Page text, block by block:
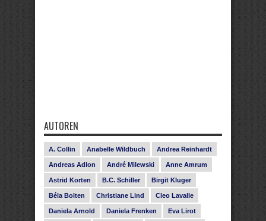
AUTOREN
A. Collin Anabelle Wildbuch Andrea Reinhardt
Andreas Adlon André Milewski Anne Amrum
Astrid Korten B.C. Schiller Birgit Kluger
Béla Bolten Christiane Lind Cleo Lavalle
Daniela Arnold Daniela Frenken Eva Lirot